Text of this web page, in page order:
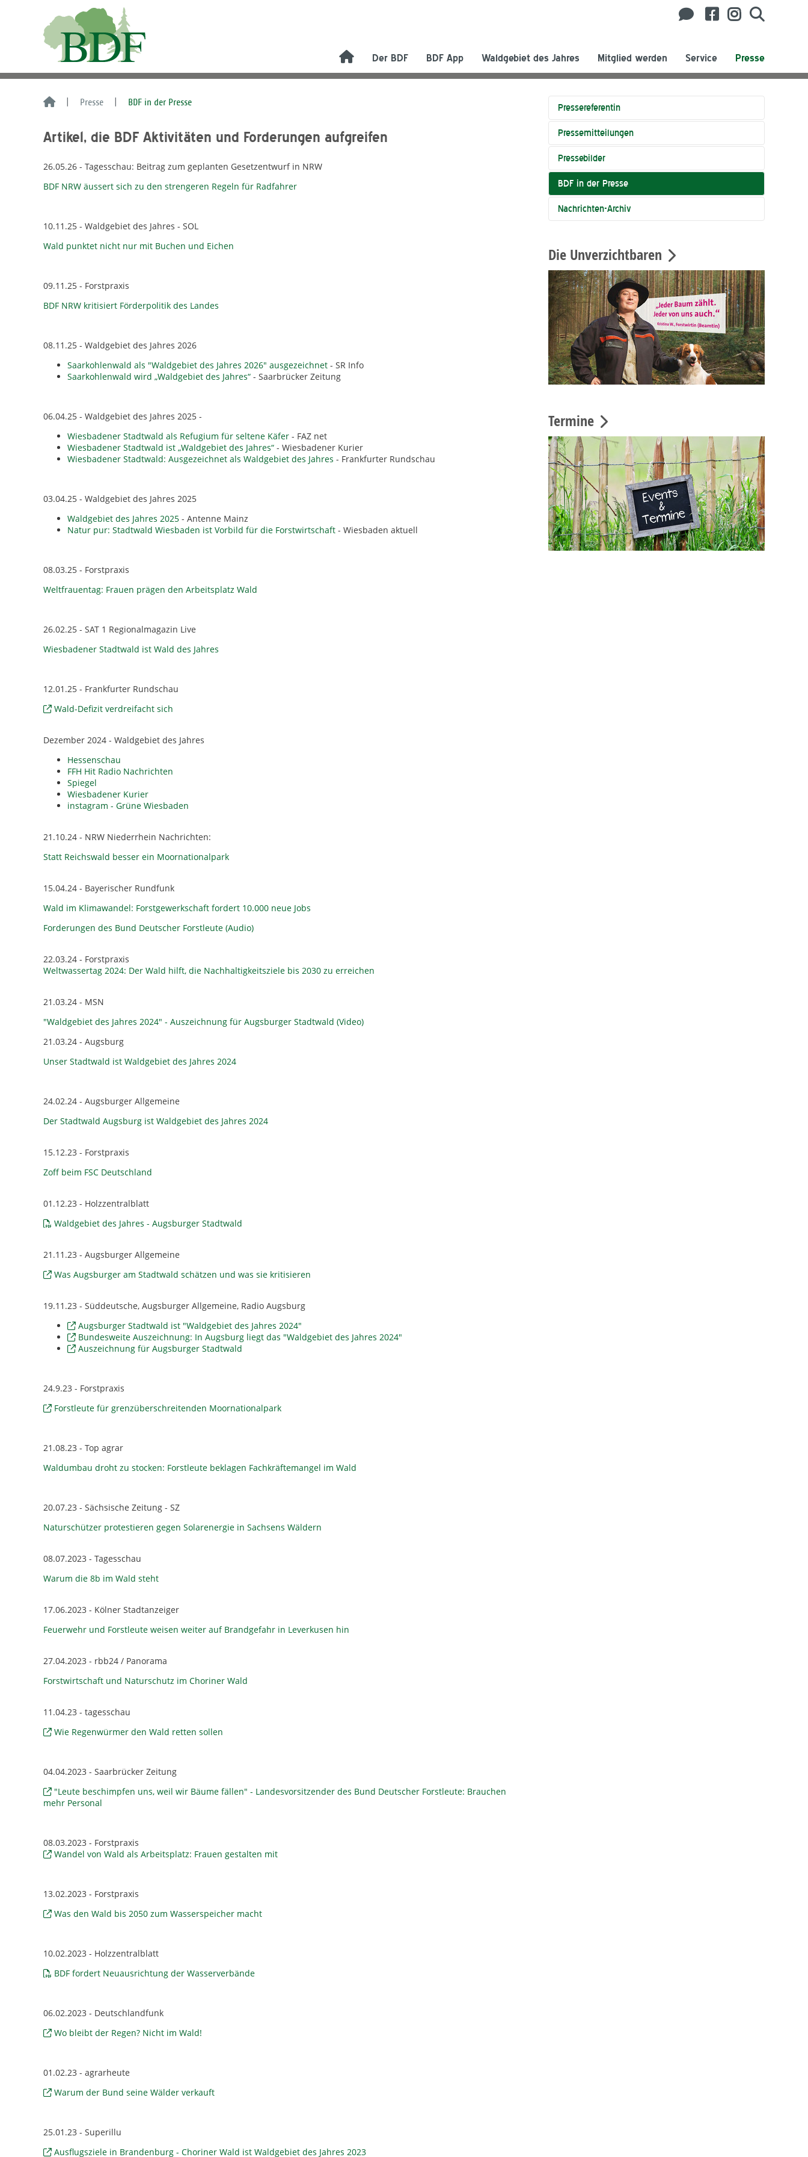
Der BDF BDF App Waldgebiet des Jahres Mitglied werden Service Presse
Presse BDF in der Presse
Artikel, die BDF Aktivitäten und Forderungen aufgreifen
26.05.26 - Tagesschau: Beitrag zum geplanten Gesetzentwurf in NRW
BDF NRW äussert sich zu den strengeren Regeln für Radfahrer
10.11.25 - Waldgebiet des Jahres - SOL
Wald punktet nicht nur mit Buchen und Eichen
09.11.25 - Forstpraxis
BDF NRW kritisiert Förderpolitik des Landes
08.11.25 - Waldgebiet des Jahres 2026
Saarkohlenwald als "Waldgebiet des Jahres 2026" ausgezeichnet - SR Info
Saarkohlenwald wird „Waldgebiet des Jahres“ - Saarbrücker Zeitung
06.04.25 - Waldgebiet des Jahres 2025 -
Wiesbadener Stadtwald als Refugium für seltene Käfer - FAZ net
Wiesbadener Stadtwald ist „Waldgebiet des Jahres“ - Wiesbadener Kurier
Wiesbadener Stadtwald: Ausgezeichnet als Waldgebiet des Jahres - Frankfurter Rundschau
03.04.25 - Waldgebiet des Jahres 2025
Waldgebiet des Jahres 2025 - Antenne Mainz
Natur pur: Stadtwald Wiesbaden ist Vorbild für die Forstwirtschaft - Wiesbaden aktuell
08.03.25 - Forstpraxis
Weltfrauentag: Frauen prägen den Arbeitsplatz Wald
26.02.25 - SAT 1 Regionalmagazin Live
Wiesbadener Stadtwald ist Wald des Jahres
12.01.25 - Frankfurter Rundschau
Wald-Defizit verdreifacht sich
Dezember 2024 - Waldgebiet des Jahres
Hessenschau
FFH Hit Radio Nachrichten
Spiegel
Wiesbadener Kurier
instagram - Grüne Wiesbaden
21.10.24 - NRW Niederrhein Nachrichten:
Statt Reichswald besser ein Moornationalpark
15.04.24 - Bayerischer Rundfunk
Wald im Klimawandel: Forstgewerkschaft fordert 10.000 neue Jobs
Forderungen des Bund Deutscher Forstleute (Audio)
22.03.24 - Forstpraxis
Weltwassertag 2024: Der Wald hilft, die Nachhaltigkeitsziele bis 2030 zu erreichen
21.03.24 - MSN
"Waldgebiet des Jahres 2024" - Auszeichnung für Augsburger Stadtwald (Video)
21.03.24 - Augsburg
Unser Stadtwald ist Waldgebiet des Jahres 2024
24.02.24 - Augsburger Allgemeine
Der Stadtwald Augsburg ist Waldgebiet des Jahres 2024
15.12.23 - Forstpraxis
Zoff beim FSC Deutschland
01.12.23 - Holzzentralblatt
Waldgebiet des Jahres - Augsburger Stadtwald
21.11.23 - Augsburger Allgemeine
Was Augsburger am Stadtwald schätzen und was sie kritisieren
19.11.23 - Süddeutsche, Augsburger Allgemeine, Radio Augsburg
Augsburger Stadtwald ist "Waldgebiet des Jahres 2024"
Bundesweite Auszeichnung: In Augsburg liegt das "Waldgebiet des Jahres 2024"
Auszeichnung für Augsburger Stadtwald
24.9.23 - Forstpraxis
Forstleute für grenzüberschreitenden Moornationalpark
21.08.23 - Top agrar
Waldumbau droht zu stocken: Forstleute beklagen Fachkräftemangel im Wald
20.07.23 - Sächsische Zeitung - SZ
Naturschützer protestieren gegen Solarenergie in Sachsens Wäldern
08.07.2023 - Tagesschau
Warum die 8b im Wald steht
17.06.2023 - Kölner Stadtanzeiger
Feuerwehr und Forstleute weisen weiter auf Brandgefahr in Leverkusen hin
27.04.2023 - rbb24 / Panorama
Forstwirtschaft und Naturschutz im Choriner Wald
11.04.23 - tagesschau
Wie Regenwürmer den Wald retten sollen
04.04.2023 - Saarbrücker Zeitung
"Leute beschimpfen uns, weil wir Bäume fällen" - Landesvorsitzender des Bund Deutscher Forstleute: Brauchen
mehr Personal
08.03.2023 - Forstpraxis
Wandel von Wald als Arbeitsplatz: Frauen gestalten mit
13.02.2023 - Forstpraxis
Was den Wald bis 2050 zum Wasserspeicher macht
10.02.2023 - Holzzentralblatt
BDF fordert Neuausrichtung der Wasserverbände
06.02.2023 - Deutschlandfunk
Wo bleibt der Regen? Nicht im Wald!
01.02.23 - agrarheute
Warum der Bund seine Wälder verkauft
25.01.23 - Superillu
Ausflugsziele in Brandenburg - Choriner Wald ist Waldgebiet des Jahres 2023
Pressereferentin
Pressemitteilungen
Pressebilder
BDF in der Presse
Nachrichten-Archiv
Die Unverzichtbaren
Termine